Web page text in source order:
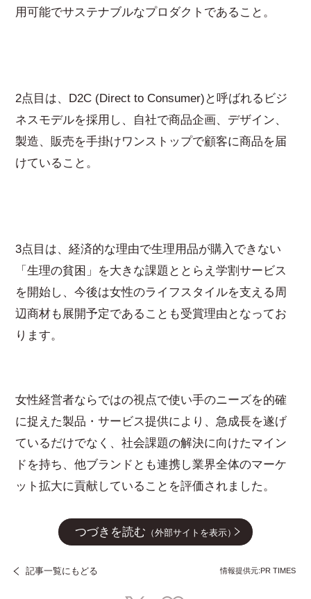
用可能でサステナブルなプロダクトであること。
2点目は、D2C (Direct to Consumer)と呼ばれるビジ
ネスモデルを採用し、自社で商品企画、デザイン、
製造、販売を手掛けワンストップで顧客に商品を届
けていること。
3点目は、経済的な理由で生理用品が購入できない
「生理の貧困」を大きな課題ととらえ学割サービス
を開始し、今後は女性のライフスタイルを支える周
辺商材も展開予定であることも受賞理由となってお
ります。
女性経営者ならではの視点で使い手のニーズを的確
に捉えた製品・サービス提供により、急成長を遂げ
ているだけでなく、社会課題の解決に向けたマイン
ドを持ち、他ブランドとも連携し業界全体のマーケ
ット拡大に貢献していることを評価されました。
つづきを読む （外部サイトを表示）
記事一覧にもどる 情報提供元:PR TIMES